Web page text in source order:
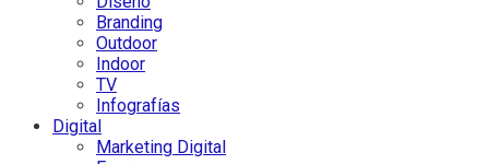
Branding
Outdoor
Indoor
TV
Infografías
Digital
Marketing Digital